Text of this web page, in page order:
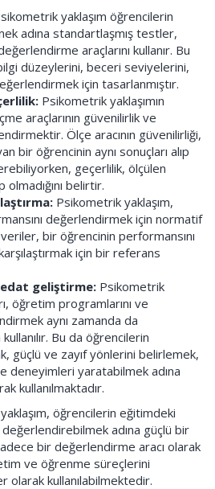
yaklaşım öğrencilerin
adına standartlaşmış testler,
araçlarını kullanır. Bu
düzeylerini, beceri seviyelerini,
için tasarlanmıştır.
Psikometrik yaklaşımın
araçlarının güvenilirlik ve
Ölçe aracının güvenilirliği,
bir öğrencinin aynı sonuçları alıp
geçerlilik, ölçülen
belirtir.
Psikometrik yaklaşım,
değerlendirmek için normatif
bir öğrencinin performansını
için bir referans
geliştirme: Psikometrik
öğretim programlarını ve
aynı zamanda da
Bu da öğrencilerin
güçlü ve zayıf yönlerini belirlemek,
deneyimleri yaratabilmek adına
kullanılmaktadır.
öğrencilerin eğitimdeki
adına güçlü bir
bir değerlendirme aracı olarak
ve öğrenme süreçlerini
olarak kullanılabilmektedir.